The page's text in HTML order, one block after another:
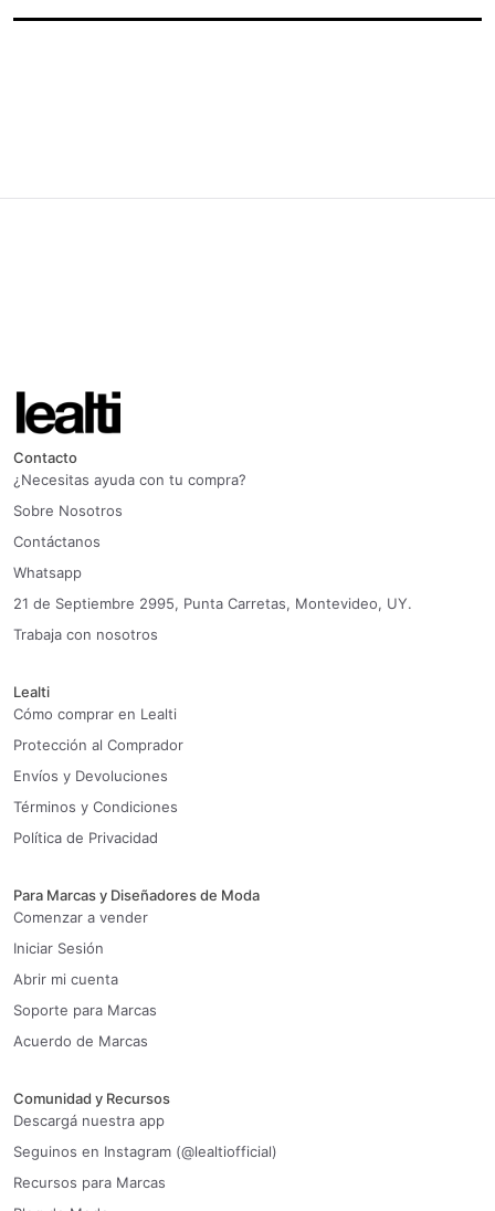
Contacto
¿Necesitas ayuda con tu compra?
Sobre Nosotros
Contáctanos
Whatsapp
21 de Septiembre 2995, Punta Carretas, Montevideo, UY.
Trabaja con nosotros
Lealti
Cómo comprar en Lealti
Protección al Comprador
Envíos y Devoluciones
Términos y Condiciones
Política de Privacidad
Para Marcas y Diseñadores de Moda
Comenzar a vender
Iniciar Sesión
Abrir mi cuenta
Soporte para Marcas
Acuerdo de Marcas
Comunidad y Recursos
Descargá nuestra app
Seguinos en Instagram (@lealtiofficial)
Recursos para Marcas